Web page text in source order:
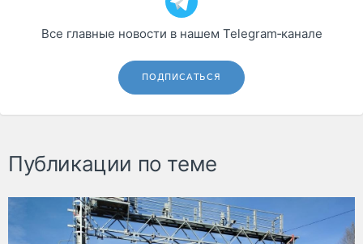
Все главные новости в нашем Telegram‑канале
ПОДПИСАТЬСЯ
Публикации по теме